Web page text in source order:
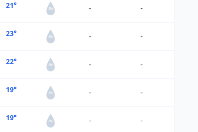
21° 0% - -
23° 0% - -
22° 0% - -
19° 0% - -
19° 0% - -